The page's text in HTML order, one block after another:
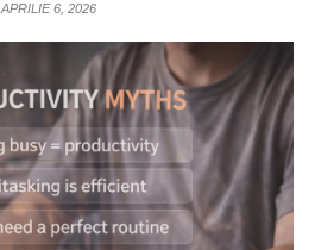
APRILIE 6, 2026